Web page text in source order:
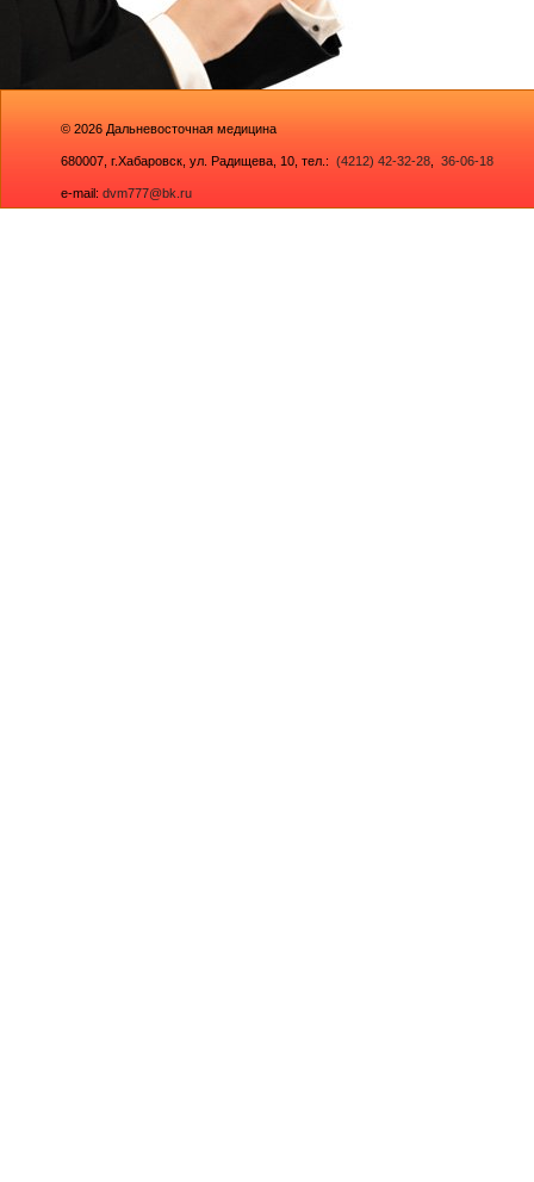
© 2026 Дальневосточная медицина
680007, г.Хабаровск, ул. Радищева, 10 , тел.: (4212) 42-32-28 36-06-18
e-mail: dvm777@bk.ru